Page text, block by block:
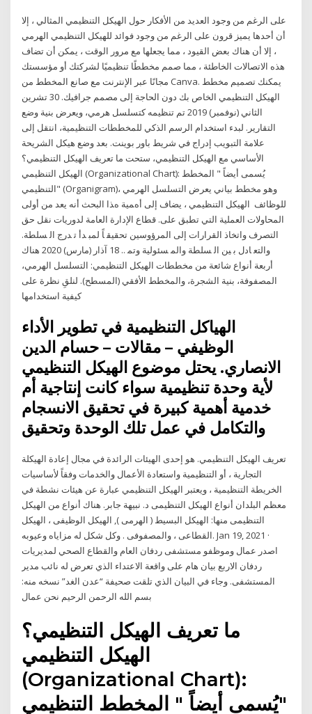
على الرغم من وجود العديد من الأفكار حول الهيكل التنظيمي المثالي ، إلا
أن أحدها يميز قرون على الرغم من وجود فوائد للهيكل التنظيمي الهرمي
، إلا أن هناك بعض القيود ، مما يجعلها مع مرور الوقت ، يمكن أن تضاف
هذه الاتصالات الخاطئة ، مما صمم مخططًا تنظيميًا لشركتك أو مؤسستك
مجانًا عبر الإنترنت مع صانع المخطط من Canva. يمكنك تصميم مخطط
الهيكل التنظيمي الخاص بك دون الحاجة إلى مصمم جرافيك. 30 تشرين
الثاني (نوفمبر) 2019 تم تنظيمه كتسلسل هرمي، ويعرض بنية وضع
التقارير. لبدء استخدام الرسم الذكي للمخططات التنظيمية، انتقل إلى
علامة التبويب إدراج في شريط باور بوينت. بعد وضع هيكل الشريحة
الأساسي مع الهيكل التنظيمي، ستحت ما تعريف الهيكل التنظيمي؟
الهيكل التنظيمي (Organizational Chart): يُسمى أيضاً " المخطط
التنظيمي" (Organigram)، وهو مخطط بياني يعرض التسلسل الهرمي
للوظائف اﻟﻬﻴﻜﻞ اﻟﺘﻨﻈﻴﻤﻲ ، ﻳﻀﺎف إﻟﻰ أهﻤﻴﺔ هﺬا اﻟﺒﺤﺚ أﻧﻪ ﻳﻌﺪ ﻣﻦ أوﻟﻰ
اﻟﻤﺤﺎوﻻت اﻟﻌﻤﻠﻴﺔ اﻟﺘﻲ ﺗﻄﺒﻖ ﻋﻠﻰ. ﻗﻄﺎع اﻹدارة اﻟﻌﺎﻣﺔ ﻟﺪورﻳﺎت ﻧﻘﻞ ﺣﻖ
اﻟﺘﺼﺮف واﺗﺨﺎذ اﻟﻘﺮارات إﻟﻰ اﻟﻤﺮؤوﺳﻴﻦ ﺗﺤﻘﻴﻘ ﺎً ﻟﻤﺒ ﺪأ ﺗ ﺪرج اﻟ ﺴﻠﻄﺔ.
واﻟﺘﻌ ﺎدل ﺑ ﻴﻦ اﻟ ﺴﻠﻄﺔ واﻟﻤ ﺴﺌﻮﻟﻴﺔ وﺗﻤ .. 18 آذار (مارس) 2020 هناك
أربعة أنواع شائعة من مخططات الهيكل التنظيمي: التسلسل الهرمي،
المصفوفة، بنية الشجرة، والمخطط الأفقي (المسطح). لنلقِ نظرة على
كيفية استخدامها
الهياكل التنظيمية في تطوير الأداء
الوظيفي – مقالات – حسام الدين
الانصاري. يحتل موضوع الهيكل التنظيمي
لأية وحدة تنظيمية سواء كانت إنتاجية أم
خدمية أهمية كبيرة في تحقيق الانسجام
والتكامل في عمل تلك الوحدة وتحقيق
تعريف الهيكل التنظيمي. هو إحدى الهيئات الرائدة في مجال إعادة الهيكلة
التجارية ، أو التنظيمية واستعادة الأعمال والخدمات وفقاً لأساسيات
الخريطة التنظيمية ، ويعتبر الهيكل التنظيمي عبارة عن هيئات نشطة في
معظم البلدان أنواع الهيكل التنظيمى د. نبيهة جابر. هناك أنواع من الهيكل
التنظيمى منها: الهيكل البسيط ( الهرمى ), الهيكل الوظيفى ، الهيكل
القطاعى ، والمصفوفى . وكل شكل له مزاياه وعيوبه. Jan 19, 2021 ·
اصدر عمال وموظفو مستشفى ردفان العام والقطاع الصحي لمديريات
ردفان الاربع بيان هام على واقعة الاعتداء الذي تعرض له نائب مدير
المستشفى. وجاء في البيان الذي تلقت صحيفة “عدن الغد” نسخه منه:
بسم الله الرحمن الرحيم نحن عمال
ما تعريف الهيكل التنظيمي؟
الهيكل التنظيمي
(Organizational Chart):
يُسمى أيضاً " المخطط التنظيمي"